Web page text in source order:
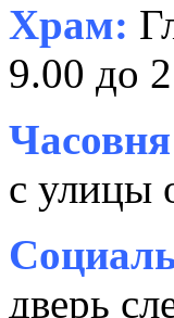
Храм:
9.00 до
с улицы
дверь